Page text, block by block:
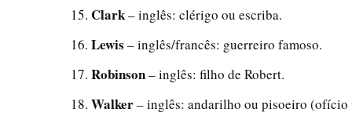
Clark– inglês: clérigo ou escriba.
Lewis – inglês/francês: guerreiro famoso.
Robinson– inglês: filho de Robert.
Walker– inglês: andarilho ou pisoeiro